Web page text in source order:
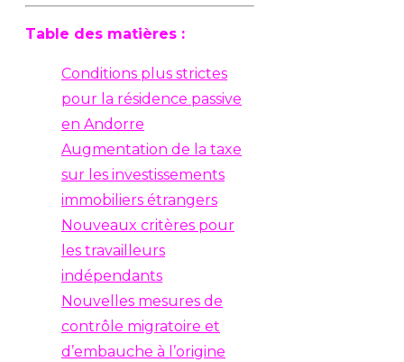
Table des matières :
Conditions plus strictes
pour la résidence passive
en Andorre
Augmentation de la taxe
sur les investissements
immobiliers étrangers
Nouveaux critères pour
les travailleurs
indépendants
Nouvelles mesures de
contrôle migratoire et
d’embauche à l’origine